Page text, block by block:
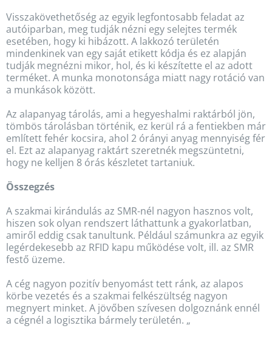
Visszakövethetőség az egyik legfontosabb feladat az
autóiparban, meg tudják nézni egy selejtes termék
esetében, hogy ki hibázott. A lakkozó területén
mindenkinek van egy saját etikett kódja és ez alapján
tudják megnézni mikor, hol, és ki készítette el az adott
terméket. A munka monotonsága miatt nagy rotáció van
a munkások között.
Az alapanyag tárolás, ami a hegyeshalmi raktárból jön,
tömbös tárolásban történik, ez kerül rá a fentiekben már
említett fehér kocsira, ahol 2 órányi anyag mennyiség fér
el. Ezt az alapanyag raktárt szeretnék megszüntetni,
hogy ne kelljen 8 órás készletet tartaniuk.
Összegzés
A szakmai kirándulás az SMR-nél nagyon hasznos volt,
hiszen sok olyan rendszert láthattunk a gyakorlatban,
amiről eddig csak tanultunk. Például számunkra az egyik
legérdekesebb az RFID kapu működése volt, ill. az SMR
festő üzeme.
A cég nagyon pozitív benyomást tett ránk, az alapos
körbe vezetés és a szakmai felkészültség nagyon
megnyert minket. A jövőben szívesen dolgoznánk ennél
a cégnél a logisztika bármely területén. „